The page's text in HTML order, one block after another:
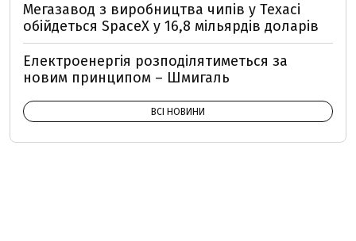
Мегазавод з виробництва чипів у Техасі
обійдеться SpaceX у 16,8 мільярдів доларів
Електроенергія розподілятиметься за
новим принципом – Шмигаль
ВСІ НОВИНИ